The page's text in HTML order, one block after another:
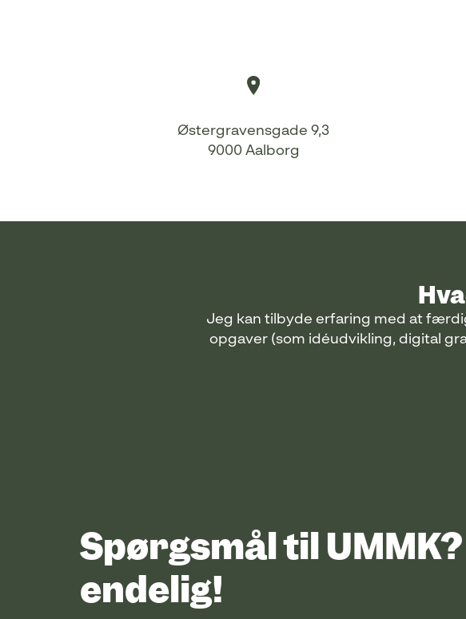
Østergravensgade 9,3
9000 Aalborg
Jeg kan tilbyde erfaring med at
opgaver (som idéudvikling, digital
Spørgsmål til
endelig!